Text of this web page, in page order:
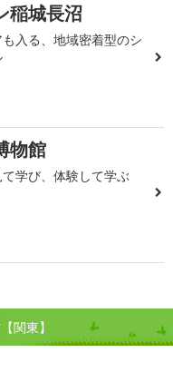
稲城長沼
入る、地域密着型のシ
物館
学び、体験して学ぶ
関東】